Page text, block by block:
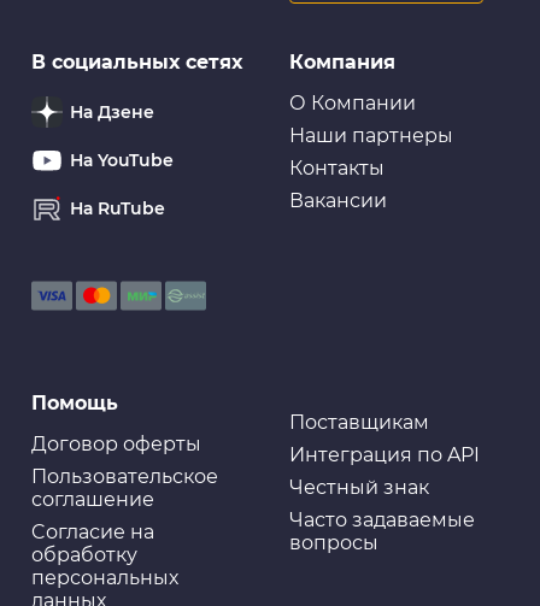
Фильтр масляный VIC C-809
Масляные фильтры
Фильтр масляный TOTACHI TC-1096 C-809 15400-RTA-
Свечи
Свеча зажигания DENSO - K20TT
Компания
О Компании
Наши партнеры
Контакты
Вакансии
Помощь
Договор оферты
Пользовательское
соглашение
Cогласие на
обработку
персональных
данных
Поставщикам
Интеграция по API
Честный знак
Часто задаваемые
вопросы
В социальных сетях
На Дзене
На YouTube
На RuTube